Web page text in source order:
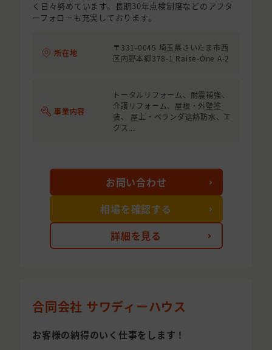
く日々努めています。長期30年点検制度などのアフタ
ーフォローも充実しております。
所在地
〒331-0045 埼玉県さいたま市西
区内野本郷378-1 Raise-One A-2
事業内容
トータルリフォーム、耐震補強、
介護リフォーム、屋根・外壁塗
装、 屋上・ベランダ遮熱防水、エ
クス...
詳細を見る
お問い合わせ
相場を確認する
合同会社 サワディーハウス
お客様の納得のいく仕事をします！